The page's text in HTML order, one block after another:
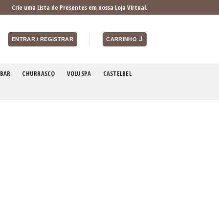
Crie uma Lista de Presentes em nossa Loja Virtual.
ENTRAR / REGISTRAR CARRINHO
BAR CHURRASCO VOLUSPA CASTELBEL